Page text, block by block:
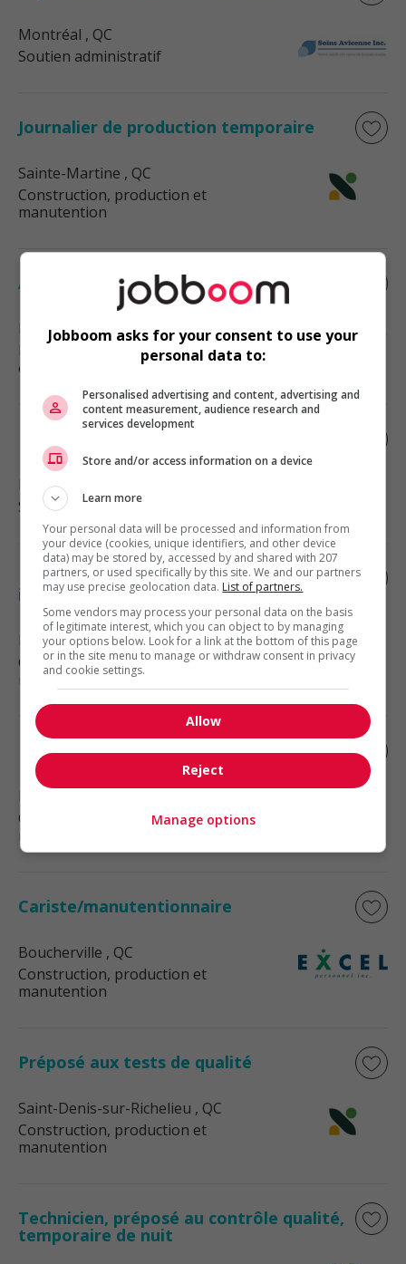
Montréal , QC
Soutien administratif
Journalier de production temporaire
Sainte-Martine , QC
Construction, production et
manutention
Auditeur de nuit 24.37$ / h 2 nuits, 3 jours
Montréal, QC
Restauration, hôtellerie, tourisme
et loisirs
Montréal
Santé
Poste au programme: relève en
imprimerie
Boucherville, QC
Construction, production et
manutention
Électromécanique
Construction, production et
Cariste/manutentionnaire
Boucherville , QC
Construction, production et
manutention
Préposé aux tests de qualité
Saint-Denis-sur-Richelieu , QC
Construction, production et
manutention
Technicien, préposé au contrôle qualité,
temporaire de nuit
Jobboom asks for your consent to use your
personal data to:
Personalised advertising and content, advertising and
content measurement, audience research and
services development
Store and/or access information on a device
Learn more
Your personal data will be processed and information from
your device (cookies, unique identifiers, and other device
data) may be stored by, accessed by and shared with 207
partners, or used specifically by this site. We and our partners
may use precise geolocation data. List of partners.
Some vendors may process your personal data on the basis
of legitimate interest, which you can object to by managing
your options below. Look for a link at the bottom of this page
or in the site menu to manage or withdraw consent in privacy
and cookie settings.
Allow
Reject
Manage options